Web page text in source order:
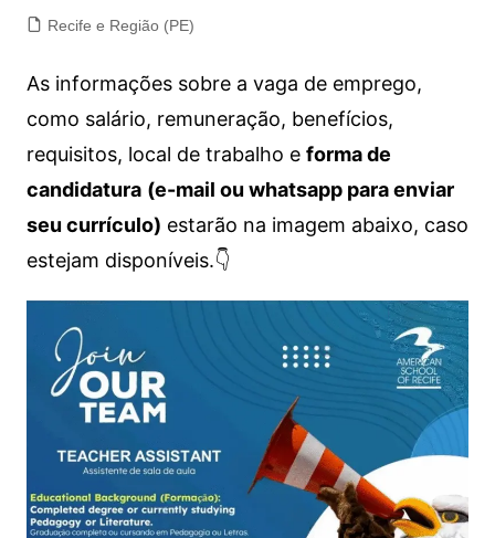
Recife e Região (PE)
As informações sobre a vaga de emprego,
como salário, remuneração, benefícios,
requisitos, local de trabalho e forma de
candidatura (e-mail ou whatsapp para enviar
seu currículo) estarão na imagem abaixo, caso
estejam disponíveis.👇